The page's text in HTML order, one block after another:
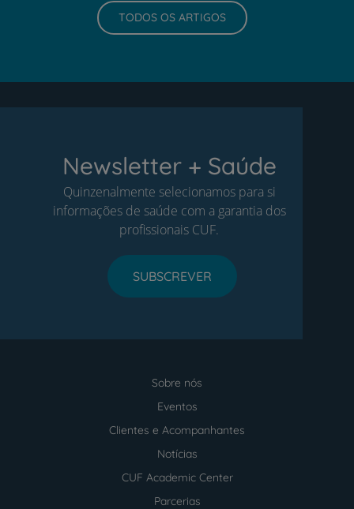
TODOS OS ARTIGOS
Newsletter + Saúde
Quinzenalmente selecionamos para si
informações de saúde com a garantia dos
profissionais CUF.
SUBSCREVER
Sobre nós
Eventos
Clientes e Acompanhantes
Notícias
CUF Academic Center
Parcerias